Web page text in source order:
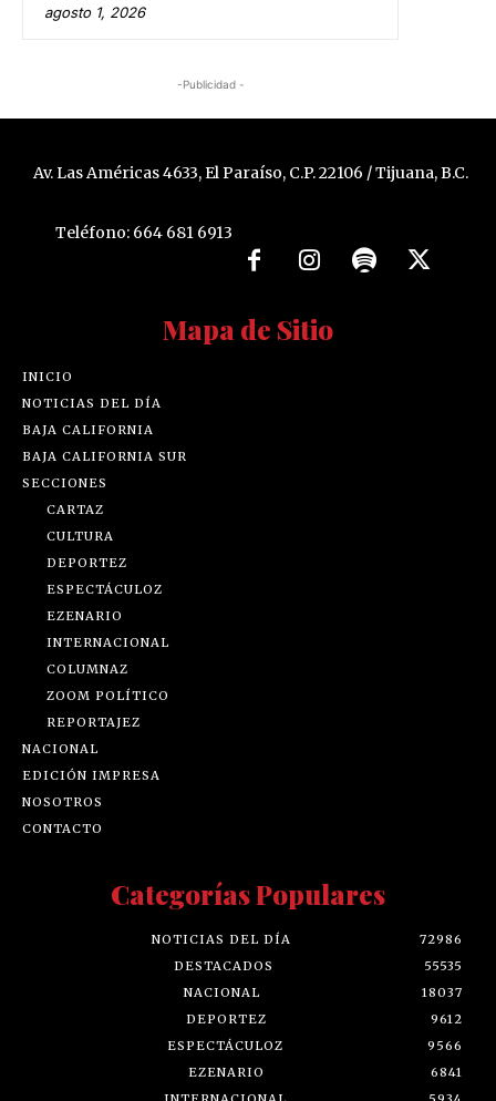
agosto 1, 2026
-Publicidad -
Av. Las Américas 4633, El Paraíso, C.P. 22106 / Tijuana, B.C.
Teléfono: 664 681 6913
Mapa de Sitio
INICIO
NOTICIAS DEL DÍA
BAJA CALIFORNIA
BAJA CALIFORNIA SUR
SECCIONES
CARTAZ
CULTURA
DEPORTEZ
ESPECTÁCULOZ
EZENARIO
INTERNACIONAL
COLUMNAZ
ZOOM POLÍTICO
REPORTAJEZ
NACIONAL
EDICIÓN IMPRESA
NOSOTROS
CONTACTO
Categorías Populares
NOTICIAS DEL DÍA
72986
DESTACADOS
55535
NACIONAL
18037
DEPORTEZ
9612
ESPECTÁCULOZ
9566
EZENARIO
6841